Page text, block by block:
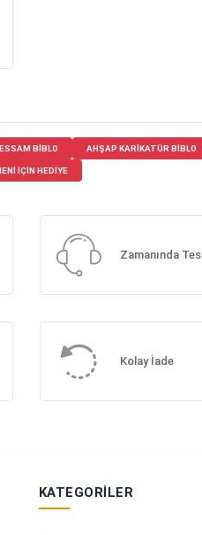
BIBLO AHŞAP KARIKATÜR BIBLO
IÇIN HEDIYE
Zamanında
Kolay İade
KATEGORILER